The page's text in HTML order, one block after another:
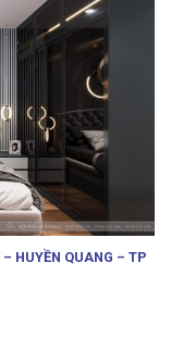
HUYỀN QUANG – TP